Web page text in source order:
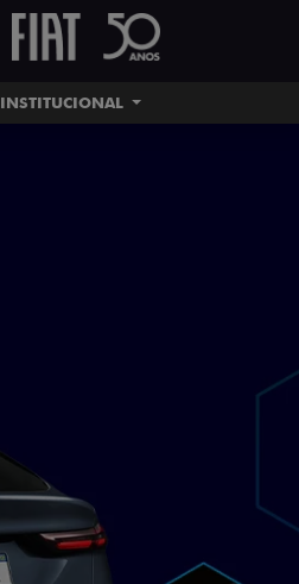
INSTITUCIONAL